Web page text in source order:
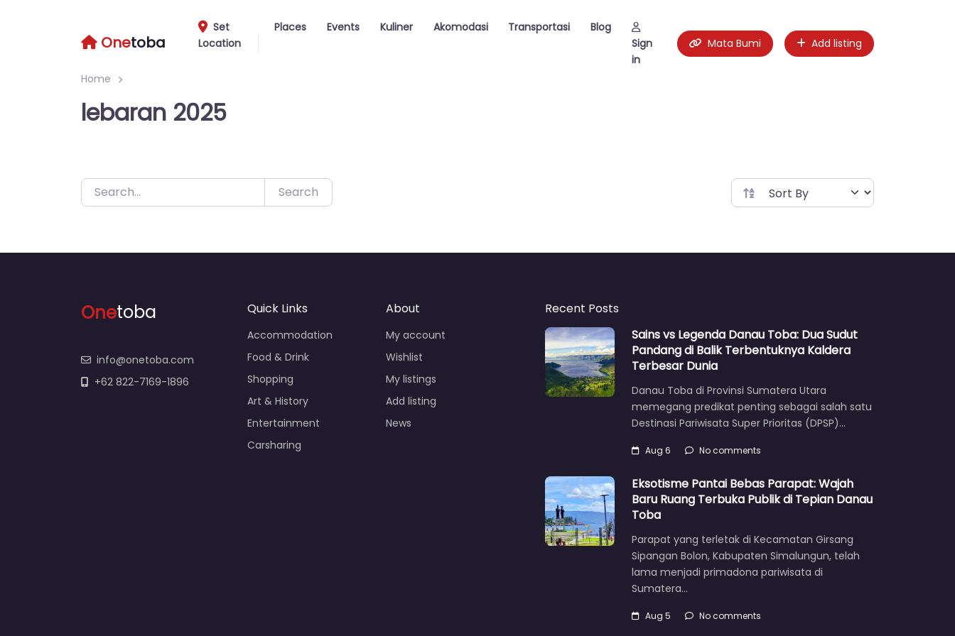
Onetoba
Set
Location
Places Events Kuliner Akomodasi Transportasi
Blog
Sign
in
Mata Bumi Add listing
Home
lebaran 2025
Search
Onetoba
info@onetoba.com
+62 822-7169-1896
Quick Links
Accommodation
Food & Drink
Shopping
Art & History
Entertainment
Carsharing
About
My account
Wishlist
My listings
Add listing
News
Recent Posts
Sains vs Legenda Danau Toba: Dua Sudut
Pandang di Balik Terbentuknya Kaldera
Terbesar Dunia
Danau Toba di Provinsi Sumatera Utara
memegang predikat penting sebagai salah satu
Destinasi Pariwisata Super Prioritas (DPSP)…
Aug 6 No comments
Eksotisme Pantai Bebas Parapat: Wajah
Baru Ruang Terbuka Publik di Tepian Danau
Toba
Parapat yang terletak di Kecamatan Girsang
Sipangan Bolon, Kabupaten Simalungun, telah
lama menjadi primadona pariwisata di
Sumatera…
Aug 5 No comments